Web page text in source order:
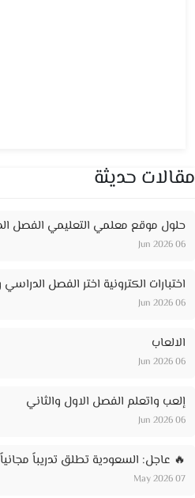
مقالات حديثة
حلول موقع معلمي التعليمي الفصل
06 Jun 2026
اختبارات الكترونية اختر الفصل
06 Jun 2026
الالعاب
06 Jun 2026
إلعب واتعلم الفصل الاول والثاني
06 Jun 2026
🔥 عاجل: السعودية تطلق تدريباً مجانياً في الذكاء
07 May 2026